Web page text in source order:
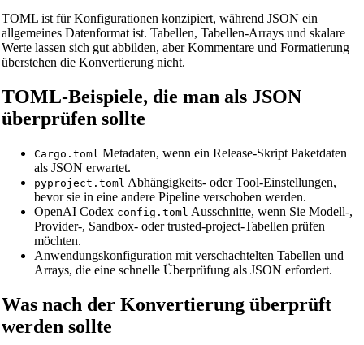
Unit Converters
🔧 TOOLS
Length Converter
Gewichtskonverter
Temperaturrechner
Volumenkonverter
Trockenvolumen-Rechner
TOML ist für Konfigurationen konzipiert, während JSON ein
allgemeines Datenformat ist. Tabellen, Tabellen-Arrays und skalare
Werte lassen sich gut abbilden, aber Kommentare und Formatierung
überstehen die Konvertierung nicht.
TOML-Beispiele, die man als JSON
überprüfen sollte
Cargo.toml Metadaten, wenn ein Release-Skript Paketdaten
als JSON erwartet.
pyproject.toml Abhängigkeits- oder Tool-Einstellungen,
bevor sie in eine andere Pipeline verschoben werden.
OpenAI Codex config.toml Ausschnitte, wenn Sie Modell-,
Provider-, Sandbox- oder trusted-project-Tabellen prüfen
möchten.
Anwendungskonfiguration mit verschachtelten Tabellen und
Arrays, die eine schnelle Überprüfung als JSON erfordert.
Was nach der Konvertierung überprüft
werden sollte